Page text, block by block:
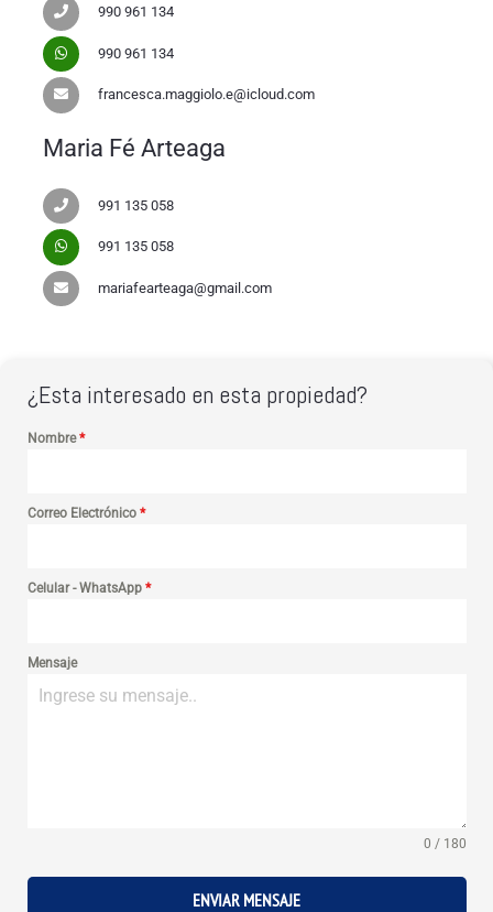
990 961 134
990 961 134
francesca.maggiolo.e@icloud.com
Maria Fé Arteaga
991 135 058
991 135 058
mariafearteaga@gmail.com
¿Esta interesado en esta propiedad?
Nombre*
Correo Electrónico *
Celular - WhatsApp *
Mensaje
0 / 180
ENVIAR MENSAJE